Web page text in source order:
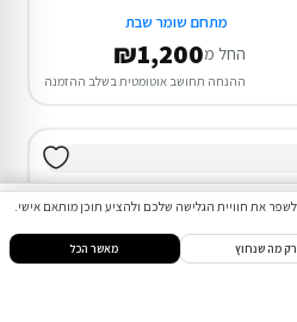
הזמנות הודעות התחבר
מתחם שומר שבת
החל מ₪1,200
ההנחה תחושב אוטומטית בשלב ההזמנה
רק מה שנחוץ מאשר הכל